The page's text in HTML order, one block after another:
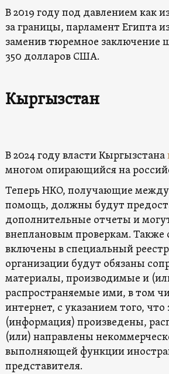
В 2019 году под давлением как
за границы, парламент Египта
заменив тюремное заключение
350 долларов США.
Кыргызстан
В 2024 году власти Кыргызстана
многом опирающийся на
Теперь НКО, получающие
помощь, должны будут
дополнительные отчеты и
внеплановым проверкам. Также
включены в специальный
организации будут обязаны
материалы, производимые и
распространяемые ими, в том
интернет, с указанием того,
(информация) произведены,
(или) направлены
выполняющей функции
представителя.